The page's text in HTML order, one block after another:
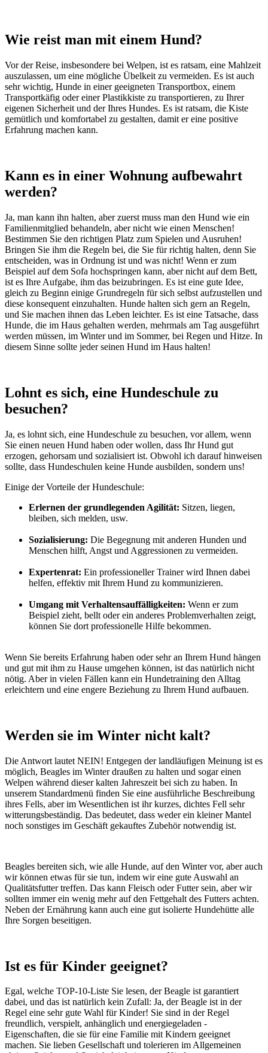
Wie reist man mit einem Hund?
Vor der Reise, insbesondere bei Welpen, ist es ratsam, eine Mahlzeit
auszulassen, um eine mögliche Übelkeit zu vermeiden. Es ist auch
sehr wichtig, Hunde in einer geeigneten Transportbox, einem
Transportkäfig oder einer Plastikkiste zu transportieren, zu Ihrer
eigenen Sicherheit und der Ihres Hundes. Es ist ratsam, die Kiste
gemütlich und komfortabel zu gestalten, damit er eine positive
Erfahrung machen kann.
Kann es in einer Wohnung aufbewahrt
werden?
Ja, man kann ihn halten, aber zuerst muss man den Hund wie ein
Familienmitglied behandeln, aber nicht wie einen Menschen!
Bestimmen Sie den richtigen Platz zum Spielen und Ausruhen!
Bringen Sie ihm die Regeln bei, die Sie für richtig halten, denn Sie
entscheiden, was in Ordnung ist und was nicht! Wenn er zum
Beispiel auf dem Sofa hochspringen kann, aber nicht auf dem Bett,
ist es Ihre Aufgabe, ihm das beizubringen. Es ist eine gute Idee,
gleich zu Beginn einige Grundregeln für sich selbst aufzustellen und
diese konsequent einzuhalten. Hunde halten sich gern an Regeln,
und Sie machen ihnen das Leben leichter. Es ist eine Tatsache, dass
Hunde, die im Haus gehalten werden, mehrmals am Tag ausgeführt
werden müssen, im Winter und im Sommer, bei Regen und Hitze. In
diesem Sinne sollte jeder seinen Hund im Haus halten!
Lohnt es sich, eine Hundeschule zu
besuchen?
Ja, es lohnt sich, eine Hundeschule zu besuchen, vor allem, wenn
Sie einen neuen Hund haben oder wollen, dass Ihr Hund gut
erzogen, gehorsam und sozialisiert ist. Obwohl ich darauf hinweisen
sollte, dass Hundeschulen keine Hunde ausbilden, sondern uns!
Einige der Vorteile der Hundeschule:
Erlernen der grundlegenden Agilität: Sitzen, liegen,
bleiben, sich melden, usw.
Sozialisierung: Die Begegnung mit anderen Hunden und
Menschen hilft, Angst und Aggressionen zu vermeiden.
Expertenrat: Ein professioneller Trainer wird Ihnen dabei
helfen, effektiv mit Ihrem Hund zu kommunizieren.
Umgang mit Verhaltensauffälligkeiten: Wenn er zum
Beispiel zieht, bellt oder ein anderes Problemverhalten zeigt,
können Sie dort professionelle Hilfe bekommen.
Wenn Sie bereits Erfahrung haben oder sehr an Ihrem Hund hängen
und gut mit ihm zu Hause umgehen können, ist das natürlich nicht
nötig. Aber in vielen Fällen kann ein Hundetraining den Alltag
erleichtern und eine engere Beziehung zu Ihrem Hund aufbauen.
Werden sie im Winter nicht kalt?
Die Antwort lautet NEIN! Entgegen der landläufigen Meinung ist es
möglich, Beagles im Winter draußen zu halten und sogar einen
Welpen während dieser kalten Jahreszeit bei sich zu haben. In
unserem Standardmenü finden Sie eine ausführliche Beschreibung
ihres Fells, aber im Wesentlichen ist ihr kurzes, dichtes Fell sehr
witterungsbeständig. Das bedeutet, dass weder ein kleiner Mantel
noch sonstiges im Geschäft gekauftes Zubehör notwendig ist.
Beagles bereiten sich, wie alle Hunde, auf den Winter vor, aber auch
wir können etwas für sie tun, indem wir eine gute Auswahl an
Qualitätsfutter treffen. Das kann Fleisch oder Futter sein, aber wir
sollten immer ein wenig mehr auf den Fettgehalt des Futters achten.
Neben der Ernährung kann auch eine gut isolierte Hundehütte alle
Ihre Sorgen beseitigen.
Ist es für Kinder geeignet?
Egal, welche TOP-10-Liste Sie lesen, der Beagle ist garantiert
dabei, und das ist natürlich kein Zufall: Ja, der Beagle ist in der
Regel eine sehr gute Wahl für Kinder! Sie sind in der Regel
freundlich, verspielt, anhänglich und energiegeladen -
Eigenschaften, die sie für eine Familie mit Kindern geeignet
machen. Sie lieben Gesellschaft und tolerieren im Allgemeinen